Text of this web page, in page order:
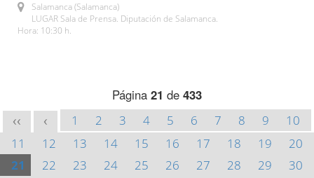
Salamanca (Salamanca)
LUGAR Sala de Prensa. Diputación de Salamanca.
Hora: 10:30 h.
Página 21 de 433
<< < 1 2 3 4 5 6 7 8 9
10
11
12 13 14 15 16 17 18 19
20
21
22 23 24 25 26 27 28 29
30